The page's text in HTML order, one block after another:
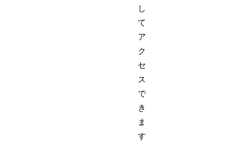
し
て
ア
ク
セ
ス
で
き
ま
す